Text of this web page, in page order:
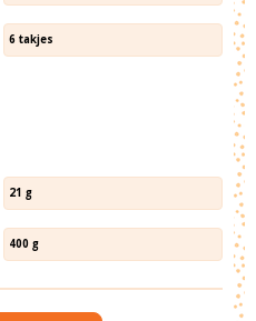
6 takjes
21 g
400 g